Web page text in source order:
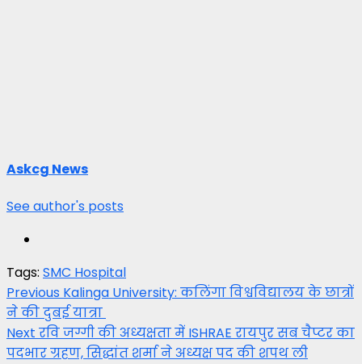
Askcg News
See author's posts
Tags: SMC Hospital
Post
navigation
Previous Kalinga University: कलिंगा विश्वविद्यालय के छात्रों
ने की दुबई यात्रा
Next रवि जग्गी की अध्यक्षता में ISHRAE रायपुर सब चैप्टर का
पदभार ग्रहण, सिद्धांत शर्मा ने अध्यक्ष पद की शपथ ली